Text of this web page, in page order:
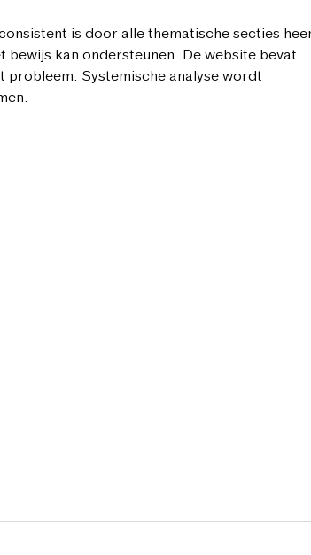
is door alle thematische secties
kan ondersteunen. De website bevat
probleem. Systemische analyse wordt